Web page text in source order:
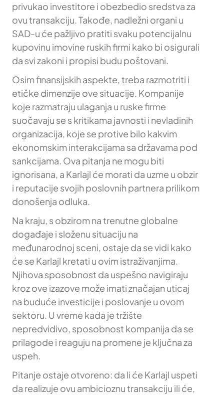
privukao investitore i obezbedio sredstva za
ovu transakciju. Takođe, nadležni organi u
SAD-u će pažljivo pratiti svaku potencijalnu
kupovinu imovine ruskih firmi kako bi osigurali
da svi zakoni i propisi budu poštovani.
Osim finansijskih aspekte, treba razmotriti i
etičke dimenzije ove situacije. Kompanije
koje razmatraju ulaganja u ruske firme
suočavaju se s kritikama javnosti i nevladinih
organizacija, koje se protive bilo kakvim
ekonomskim interakcijama sa državama pod
sankcijama. Ova pitanja ne mogu biti
ignorisana, a Karlajl će morati da uzme u obzir
i reputacije svojih poslovnih partnera prilikom
donošenja odluka.
Na kraju, s obzirom na trenutne globalne
događaje i složenu situaciju na
međunarodnoj sceni, ostaje da se vidi kako
će se Karlajl kretati u ovim istraživanjima.
Njihova sposobnost da uspešno navigiraju
kroz ove izazove može imati značajan uticaj
na buduće investicije i poslovanje u ovom
sektoru. U vreme kada je tržište
nepredvidivo, sposobnost kompanija da se
prilagode i reaguju na promene je ključna za
uspeh.
Pitanje ostaje otvoreno: da li će Karlajl uspeti
da realizuje ovu ambicioznu transakciju ili će,